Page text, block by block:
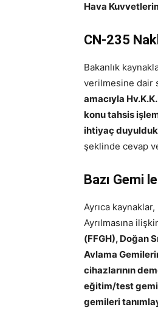
Hava
CN-235
Bakanlık
verilmesine dair
amacıyla
konu tahsis
ihtiyaç
şeklinde cevap
Bazı Gemi
Ayrıca kaynaklar,
Ayrılmasına
(FFGH), Doğan
Avlama
cihazlarının
eğitim/test
gemileri